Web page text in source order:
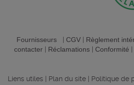
Fournisseurs| CGV| Règlement
contacter| Réclamations| Conformité
Liens utiles Plan du site Politique de